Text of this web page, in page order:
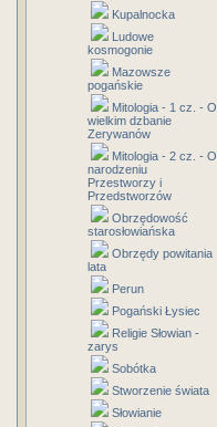
Kupalnocka
Ludowe
kosmogonie
Mazowsze
pogańskie
Mitologia - 1 cz. - O
wielkim dzbanie
Zerywanów
Mitologia - 2 cz. - O
narodzeniu
Przestworzy i
Przedstworzów
Obrzędowość
starosłowiańska
Obrzędy powitania
lata
Perun
Pogański Łysiec
Religie Słowian -
zarys
Sobótka
Stworzenie świata
Słowianie